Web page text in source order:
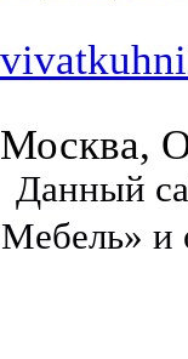
Москва,
Данный
Мебель» и